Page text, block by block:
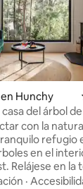
5; 306
Hunchy
del árbol
con la
refugio
en el
Relájese en la
explore las
·